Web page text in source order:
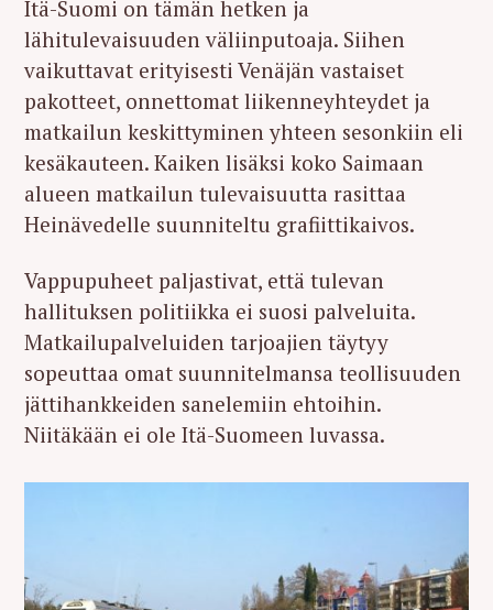
Itä-Suomi on tämän hetken ja
lähitulevaisuuden väliinputoaja. Siihen
vaikuttavat erityisesti Venäjän vastaiset
pakotteet, onnettomat liikenneyhteydet ja
matkailun keskittyminen yhteen sesonkiin eli
kesäkauteen. Kaiken lisäksi koko Saimaan
alueen matkailun tulevaisuutta rasittaa
Heinävedelle suunniteltu grafiittikaivos.
Vappupuheet paljastivat, että tulevan
hallituksen politiikka ei suosi palveluita.
Matkailupalveluiden tarjoajien täytyy
sopeuttaa omat suunnitelmansa teollisuuden
jättihankkeiden sanelemiin ehtoihin.
Niitäkään ei ole Itä-Suomeen luvassa.